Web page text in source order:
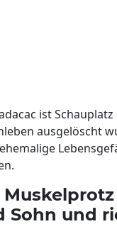
ist
ausgelöscht
Sohn und